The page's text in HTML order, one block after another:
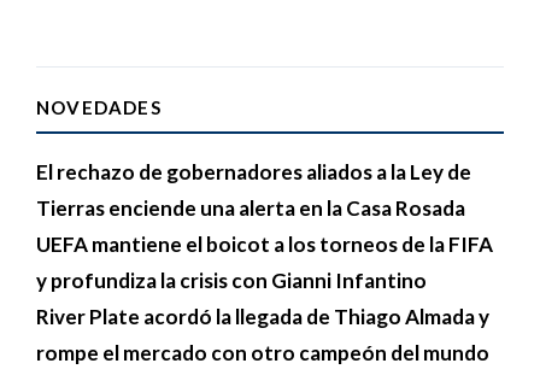
NOVEDADES
El rechazo de gobernadores aliados a la Ley de
Tierras enciende una alerta en la Casa Rosada
UEFA mantiene el boicot a los torneos de la FIFA
y profundiza la crisis con Gianni Infantino
River Plate acordó la llegada de Thiago Almada y
rompe el mercado con otro campeón del mundo